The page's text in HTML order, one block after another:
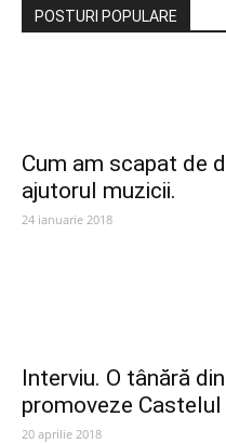
POSTURI POPULARE
Cum am scapat de
ajutorul muzicii.
24 ianuarie 2018
Interviu. O tânără
promoveze Castelul
20 aprilie 2018